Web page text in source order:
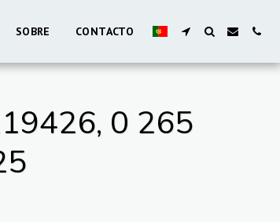
SOBRE CONTACTO
0 265